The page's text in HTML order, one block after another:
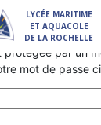
LYCÉE MARITIME
ET AQUACOLE
DE LA ROCHELLE
par un
mot de passe